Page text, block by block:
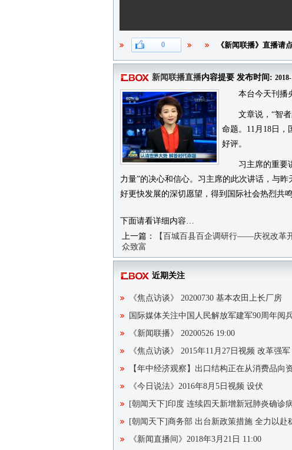
0 《新闻联播》直播请
新闻联播直播内容提要 发布时间:
本台今天刊播央
文章说，“智者
命题。11月18日
好评。
习主席的重要讲
力量”的决心和信心。习主席的此次讲话，与
好更快发展的深切愿望，得到国际社会热烈共鸣
下面请看详细内容…
上一篇：
【百城百县百企调研行——庆祝改革
众致富
近期关注
《焦点访谈》 20200730 基本农田上长厂房
国际媒体关注中国人民解放军建军90周年阅
《新闻联播》 20200526 19:00
《焦点访谈》 2015年11月27日视频 改革强
【年中经济观察】出口结构正在从消费品向
《今日说法》2016年8月5日视频 设伏
[朝闻天下]印度 连续四天新增新冠肺炎确诊
[朝闻天下]商务部 出台新政策措施 全力以赴
《新闻直播间》2018年3月21日 11:00